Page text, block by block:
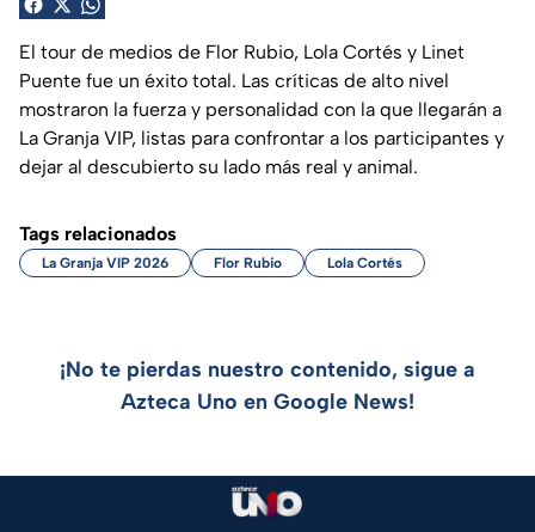
El tour de medios de Flor Rubio, Lola Cortés y Linet
Puente fue un éxito total. Las críticas de alto nivel
mostraron la fuerza y personalidad con la que llegarán a
La Granja VIP, listas para confrontar a los participantes y
dejar al descubierto su lado más real y animal.
Tags relacionados
La Granja VIP 2026 Flor Rubio Lola Cortés
¡No te pierdas nuestro contenido, sigue a
Azteca Uno en Google News!